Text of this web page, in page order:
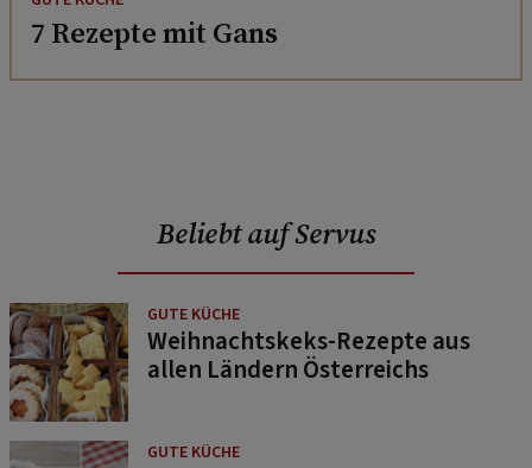
7 Rezepte mit Gans
Beliebt auf Servus
GUTE KÜCHE
Weihnachtskeks-Rezepte aus
allen Ländern Österreichs
GUTE KÜCHE